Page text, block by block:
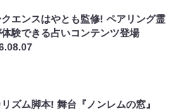
クエンスはやとも監修! ペアリング霊
験できる占いコンテンツ登場
ズム脚本! 舞台『ノンレムの窓』